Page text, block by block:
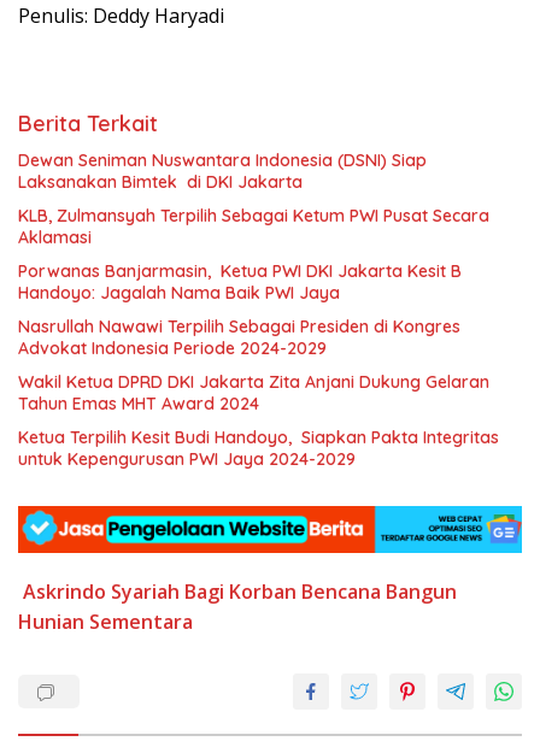
Penulis: Deddy Haryadi
Berita Terkait
Dewan Seniman Nuswantara Indonesia (DSNI) Siap
Laksanakan Bimtek di DKI Jakarta
KLB, Zulmansyah Terpilih Sebagai Ketum PWI Pusat Secara
Aklamasi
Porwanas Banjarmasin, Ketua PWI DKI Jakarta Kesit B
Handoyo: Jagalah Nama Baik PWI Jaya
Nasrullah Nawawi Terpilih Sebagai Presiden di Kongres
Advokat Indonesia Periode 2024-2029
Wakil Ketua DPRD DKI Jakarta Zita Anjani Dukung Gelaran
Tahun Emas MHT Award 2024
Ketua Terpilih Kesit Budi Handoyo, Siapkan Pakta Integritas
untuk Kepengurusan PWI Jaya 2024-2029
Askrindo Syariah Bagi Korban Bencana Bangun
Hunian Sementara